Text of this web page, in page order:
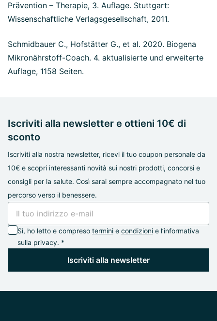
Prävention – Therapie, 3. Auflage. Stuttgart:
Wissenschaftliche Verlagsgesellschaft, 2011.
Schmidbauer C., Hofstätter G., et al. 2020. Biogena
Mikronährstoff-Coach. 4. aktualisierte und erweiterte
Auflage, 1158 Seiten.
Iscriviti alla newsletter e ottieni 10€ di
sconto
Iscriviti alla nostra newsletter, ricevi il tuo coupon personale da
10€ e scopri interessanti novità sui nostri prodotti, concorsi e
consigli per la salute. Così sarai sempre accompagnato nel tuo
percorso verso il benessere.
Sì, ho letto e compreso termini e condizioni e l’informativa
sulla privacy. *
Iscriviti alla newsletter